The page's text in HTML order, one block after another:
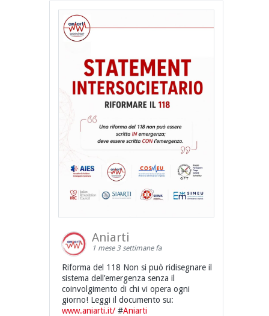
Aniarti
1 mese 3 settimane fa
Riforma del 118 Non si può ridisegnare il
sistema dell’emergenza senza il
coinvolgimento di chi vi opera ogni
giorno! Leggi il documento su:
www.aniarti.it/#Aniarti